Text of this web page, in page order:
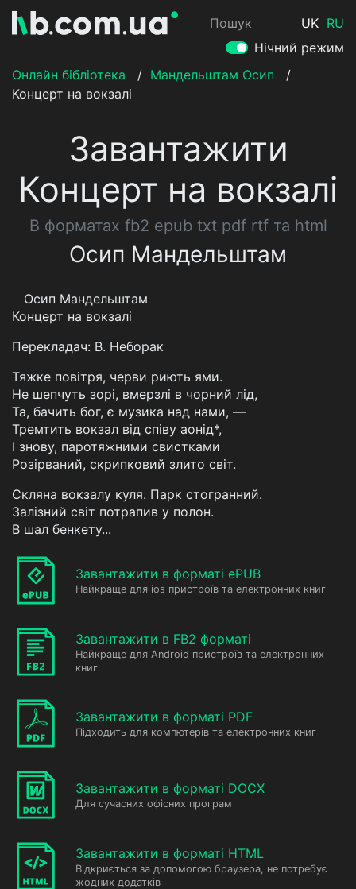
Пошук UK RU
Нічний режим
Онлайн бібліотека
/ Мандельштам Осип
/
Концерт на вокзалі
Завантажити
Концерт на вокзалі
В форматах fb2 epub txt pdf rtf та html
Осип Мандельштам
Осип Мандельштам
Концерт на вокзалі
Перекладач: В. Неборак
Тяжке повітря, черви риють ями.
Не шепчуть зорі, вмерзлі в чорний лід,
Та, бачить бог, є музика над нами, —
Тремтить вокзал від співу аонід*,
І знову, паротяжними свистками
Розірваний, скрипковий злито світ.
Скляна вокзалу куля. Парк стогранний.
Залізний світ потрапив у полон.
В шал бенкету...
Завантажити в форматі ePUB
Найкраще для ios пристроїв та електронних книг
Завантажити в FB2 форматі
Найкраще для Android пристроїв та електронних
книг
Завантажити в форматі PDF
Підходить для компютерів та електронних книг
Завантажити в форматі DOCX
Для сучасних офісних програм
Завантажити в форматі HTML
Відкриється за допомогою браузера, не потребує
жодних додатків